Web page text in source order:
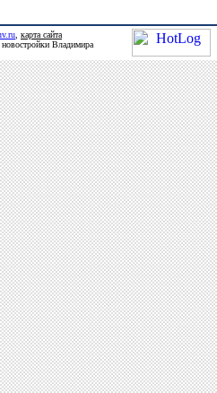
карта сайта
новостройки Владимира